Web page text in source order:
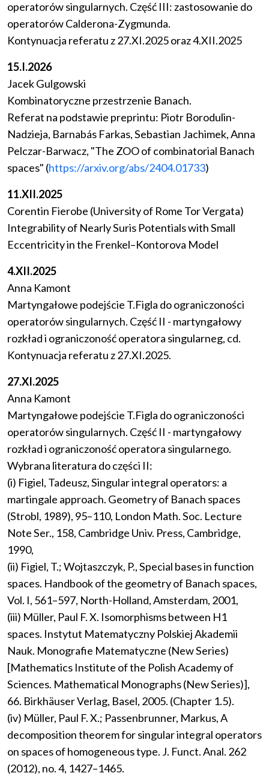
operatorów singularnych. Część III: zastosowanie do
operatorów Calderona-Zygmunda.
Kontynuacja referatu z 27.XI.2025 oraz 4.XII.2025
15.I.2026
Jacek Gulgowski
Kombinatoryczne przestrzenie Banach.
Referat na podstawie preprintu: Piotr Borodulin-
Nadzieja, Barnabás Farkas, Sebastian Jachimek, Anna
Pelczar-Barwacz, "The ZOO of combinatorial Banach
spaces" (https://arxiv.org/abs/2404.01733)
11.XII.2025
Corentin Fierobe (University of Rome Tor Vergata)
Integrability of Nearly Suris Potentials with Small
Eccentricity in the Frenkel–Kontorova Model
4.XII.2025
Anna Kamont
Martyngałowe podejście T.Figla do ograniczoności
operatorów singularnych. Część II - martyngałowy
rozkład i ograniczoność operatora singularneg, cd.
Kontynuacja referatu z 27.XI.2025.
27.XI.2025
Anna Kamont
Martyngałowe podejście T.Figla do ograniczoności
operatorów singularnych. Część II - martyngałowy
rozkład i ograniczoność operatora singularnego.
Wybrana literatura do części II:
(i) Figiel, Tadeusz, Singular integral operators: a
martingale approach. Geometry of Banach spaces
(Strobl, 1989), 95–110, London Math. Soc. Lecture
Note Ser., 158, Cambridge Univ. Press, Cambridge,
1990,
(ii) Figiel, T.; Wojtaszczyk, P., Special bases in function
spaces. Handbook of the geometry of Banach spaces,
Vol. I, 561–597, North-Holland, Amsterdam, 2001,
(iii) Müller, Paul F. X. Isomorphisms between H1
spaces. Instytut Matematyczny Polskiej Akademii
Nauk. Monografie Matematyczne (New Series)
[Mathematics Institute of the Polish Academy of
Sciences. Mathematical Monographs (New Series)],
66. Birkhäuser Verlag, Basel, 2005. (Chapter 1.5).
(iv) Müller, Paul F. X.; Passenbrunner, Markus, A
decomposition theorem for singular integral operators
on spaces of homogeneous type. J. Funct. Anal. 262
(2012), no. 4, 1427–1465.